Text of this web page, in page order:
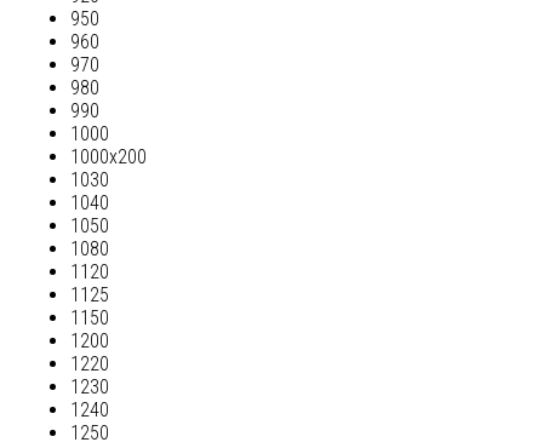
950
960
970
980
990
1000
1000х200
1030
1040
1050
1080
1120
1125
1150
1200
1220
1230
1240
1250